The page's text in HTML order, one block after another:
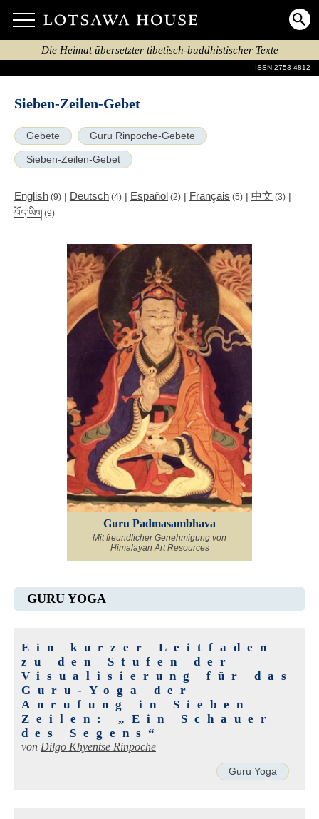
Die Heimat übersetzter tibetisch-buddhistischer Texte
ISSN 2753-4812
Sieben-Zeilen-Gebet
Gebete Guru Rinpoche-Gebete
Sieben-Zeilen-Gebet
English (9) | Deutsch (4) | Español (2) | Français (5) | 中文 (3) |
བོད་ཡིག (9)
Guru Padmasambhava
Mit freundlicher Genehmigung von
Himalayan Art Resources
GURU YOGA
Ein kurzer Leitfaden
zu den Stufen der
Visualisierung für das
Guru-Yoga der
Anrufung in Sieben
Zeilen: „Ein Schauer
des Segens“
von Dilgo Khyentse Rinpoche
Guru Yoga